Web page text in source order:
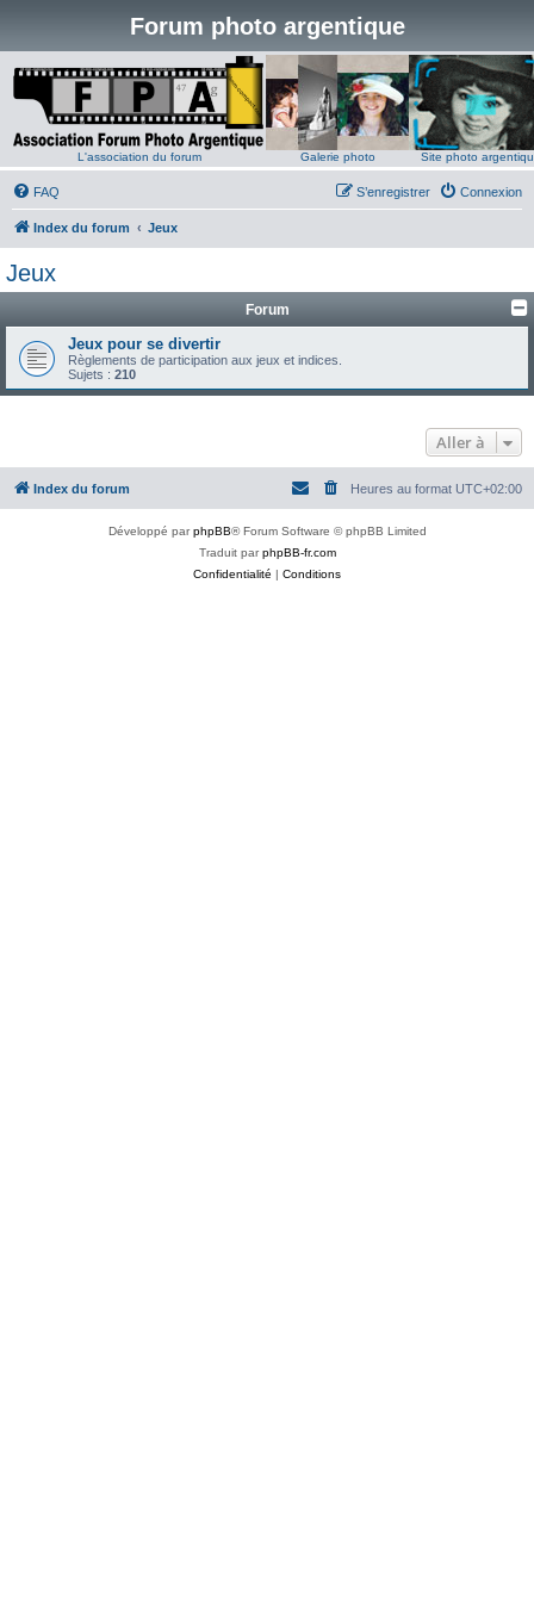
Forum photo argentique
L'association du forum Galerie photo Site photo
FAQ Connexion
S’enregistrer
Index du forum Jeux
Jeux
Forum
Jeux pour se divertir
Règlements de participation aux jeux et indices.
Sujets : 210
Aller à
Index du forum Heures au format UTC+02:00
Développé parphpBB® Forum Software © phpBB Limited
Traduit parphpBB-fr.com
Confidentialité | Conditions